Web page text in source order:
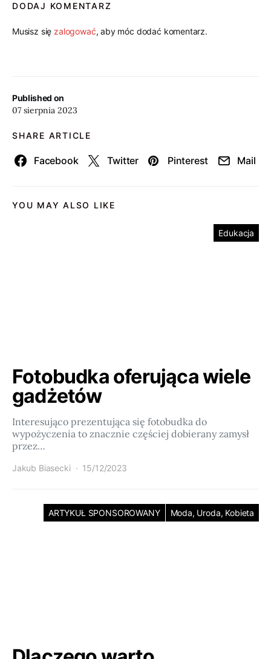
Published on
07 sierpnia 2023
SHARE ARTICLE
Facebook Twitter Pinterest Mail
DODAJ KOMENTARZ
Musisz się zalogować, aby móc dodać komentarz.
YOU MAY ALSO LIKE
Edukacja
Fotobudka oferująca wiele
gadżetów
Interesująco prezentująca się fotobudka do
wypożyczenia to znacznie częściej dobierany zamysł
przez…
Jakub Biasecki 15/12/2023
ARTYKUŁ SPONSOROWANY Moda, Uroda, Kobieta